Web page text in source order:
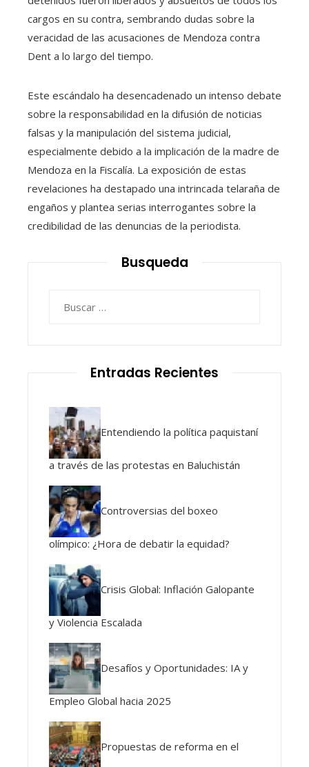
cargos en su contra, sembrando dudas sobre la
veracidad de las acusaciones de Mendoza contra
Dent a lo largo del tiempo.
Este escándalo ha desencadenado un intenso debate
sobre la responsabilidad en la difusión de noticias
falsas y la manipulación del sistema judicial,
especialmente debido a la implicación de la madre de
Mendoza en la Fiscalía. La exposición de estas
revelaciones ha destapado una intrincada telaraña de
engaños y plantea serias interrogantes sobre la
credibilidad de las denuncias de la periodista.
Busqueda
Entradas Recientes
Entendiendo la política paquistaní
a través de las protestas en Baluchistán
Controversias del boxeo
olímpico: ¿Hora de debatir la equidad?
Crisis Global: Inflación Galopante
y Violencia Escalada
Desafíos y Oportunidades: IA y
Empleo Global hacia 2025
Propuestas de reforma en el